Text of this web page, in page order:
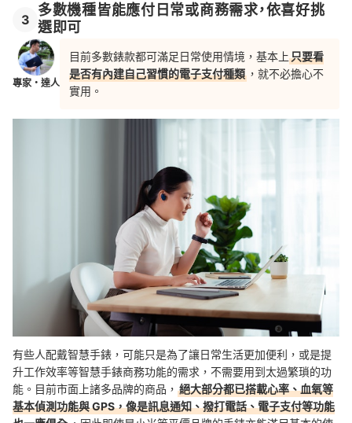
3
多數機種皆能應付日常或商務需求，依喜好挑
選即可
專家・達人
目前多數錶款都可滿足日常使用情境，基本上只要看
是否有內建自己習慣的電子支付種類 ，就不必擔心不
實用。
有些人配戴智慧手錶，可能只是為了讓日常生活更加便利，或是提
升工作效率等智慧手錶商務功能的需求，不需要用到太過繁瑣的功
能。目前市面上諸多品牌的商品， 絕大部分都已搭載心率、血氧等
基本偵測功能與 GPS，像是訊息通知、撥打電話、電子支付等功能